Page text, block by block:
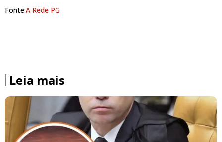
Fonte:A Rede PG
Leia mais